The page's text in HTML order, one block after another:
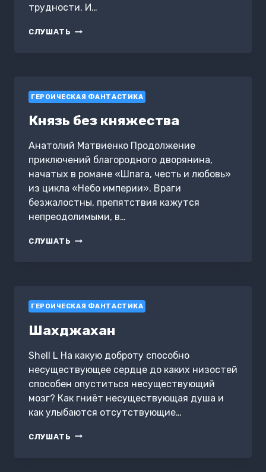
трудности. И…
СЛУШАТЬ МИР
В
ГЕРОИЧЕСКАЯ ФАНТАСТИКА
Князь без княжества
Анатолий Матвиенко Продолжение
приключений благородного дворянина,
начатых в романе «Шпага, честь и любовь»
из цикла «Небо империи». Враги
безжалостны, препятствия кажутся
непреодолимыми, в…
СЛУШАТЬ КНЯЗЬ
ГЕРОИЧЕСКАЯ ФАНТАСТИКА
Шахджахан
Shell L На какую доброту способно
несуществующее сердце до каких низостей
способен опуститься несуществующий
мозг? Как гниёт несуществующая душа и
как улыбаются отсутствующие…
СЛУШАТЬ ШАХДЖАХАН